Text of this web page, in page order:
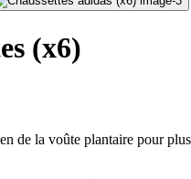
(x6)
de la voûte plantaire pour plus